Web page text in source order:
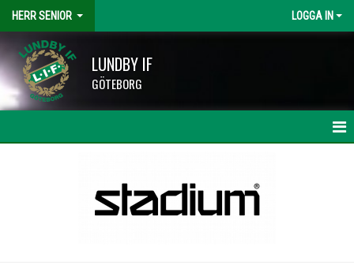
HERR SENIOR LOGGA IN
LUNDBY IF
GÖTEBORG